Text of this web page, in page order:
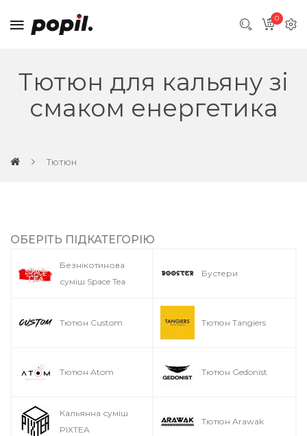
0
Тютюн для кальяну зі
смаком енергетика
Тютюн
ОБЕРІТЬ ПІДКАТЕГОРІЮ
Безнікотинова
суміш Space Tea
Бустери
Тютюн Custom Тютюн Tangiers
Тютюн Atom Тютюн Gedonist
Кальянна суміш
PIXTEA
Тютюн Arawak